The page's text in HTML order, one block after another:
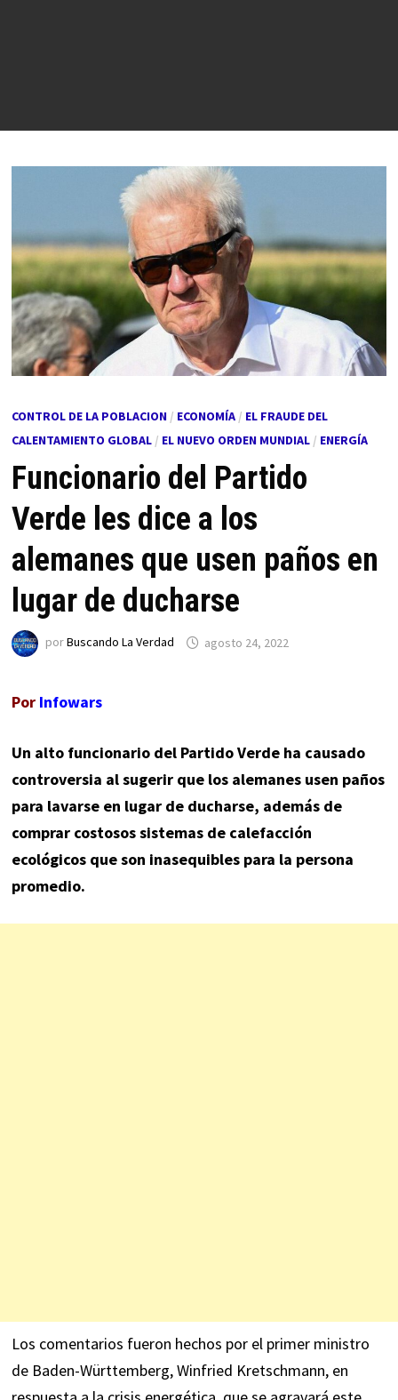
CONTROL DE LA POBLACION/ ECONOMÍA/ EL FRAUDE DEL
CALENTAMIENTO GLOBAL/ EL NUEVO ORDEN MUNDIAL/ ENERGÍA
Funcionario del Partido
Verde les dice a los
alemanes que usen paños en
lugar de ducharse
porBuscando La Verdad agosto 24, 2022
Por Infowars
Un alto funcionario del Partido Verde ha causado
controversia al sugerir que los alemanes usen paños
para lavarse en lugar de ducharse, además de
comprar costosos sistemas de calefacción
ecológicos que son inasequibles para la persona
promedio.
Los comentarios fueron hechos por el primer ministro
de Baden-Württemberg, Winfried Kretschmann, en